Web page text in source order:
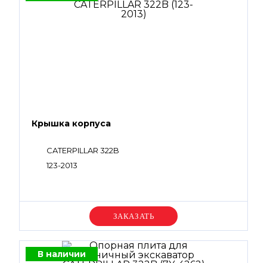
Крышка корпуса
CATERPILLAR 322B
123-2013
Уточняйте цену
В наличии